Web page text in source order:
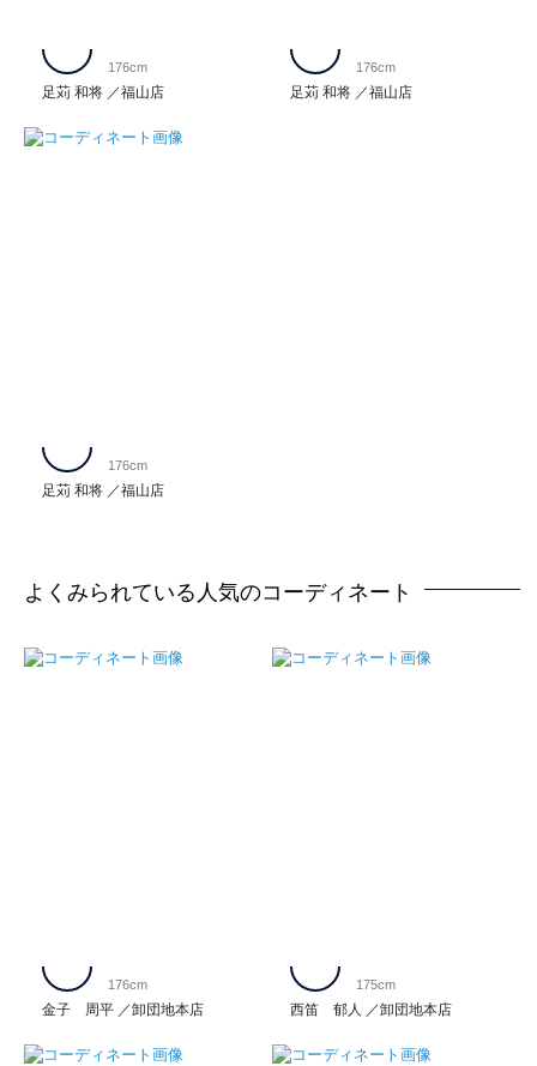
足苅 和将 福山店
176cm
足苅 和将 福山店
176cm
足苅 和将 福山店
176cm
よくみられている人気のコーディネート
金子 周平 卸団地本店
176cm
西笛 郁人 卸団地本店
175cm